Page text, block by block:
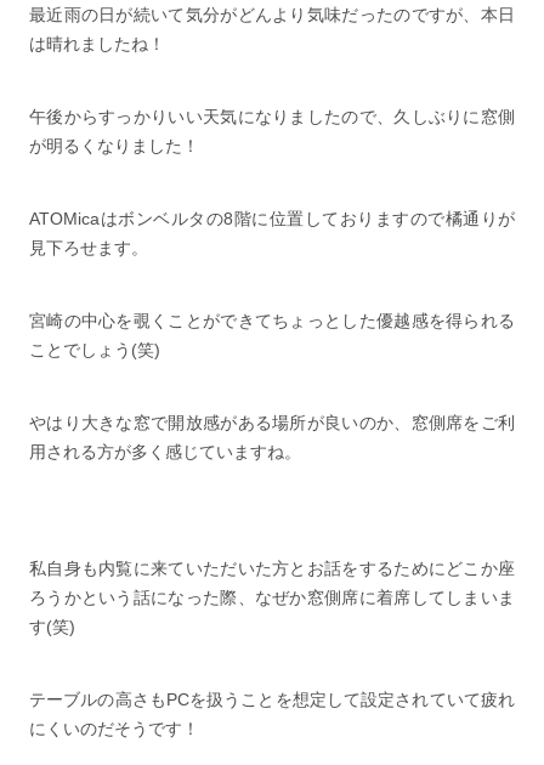
最近雨の日が続いて気分がどんより気味だったのですが、本日
は晴れましたね！
午後からすっかりいい天気になりましたので、久しぶりに窓側
が明るくなりました！
ATOMicaはボンベルタの8階に位置しておりますので橘通りが
見下ろせます。
宮崎の中心を覗くことができてちょっとした優越感を得られる
ことでしょう(笑)
やはり大きな窓で開放感がある場所が良いのか、窓側席をご利
用される方が多く感じていますね。
私自身も内覧に来ていただいた方とお話をするためにどこか座
ろうかという話になった際、なぜか窓側席に着席してしまいま
す(笑)
テーブルの高さもPCを扱うことを想定して設定されていて疲れ
にくいのだそうです！